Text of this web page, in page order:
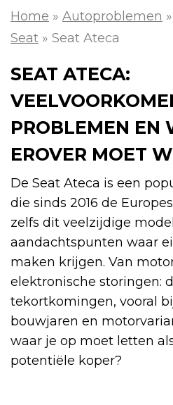
Home » Autoproblemen »
Seat » Seat Ateca
SEAT ATECA:
PROBLEMEN EN
EROVER MOET
De Seat Ateca is een
die sinds 2016 de
zelfs dit veelzijdige
aandachtspunten waar
maken krijgen. Van
elektronische storingen:
tekortkomingen, vooral
bouwjaren en
waar je op moet letten
potentiële koper?